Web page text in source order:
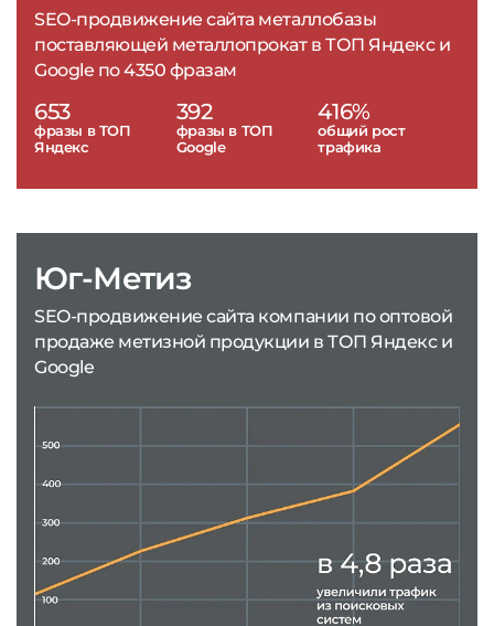
SEO-продвижение сайта металлобазы
поставляющей металлопрокат в ТОП Яндекс и
Google по 4350 фразам
653
фразы в ТОП
Яндекс
392
фразы в ТОП
Google
416%
общий рост
трафика
Юг-Метиз
SEO-продвижение сайта компании по оптовой
продаже метизной продукции в ТОП Яндекс и
Google